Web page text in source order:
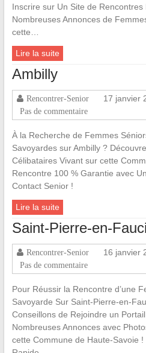
Inscrire sur Un Site de
Nombreuses Annonces de
cette…
Lire la suite
Ambilly
Rencontrer-Senior 17 janvier
Pas de commentaire
À la Recherche de Femmes
Savoyardes sur Ambilly ?
Célibataires Vivant sur cette
Rencontre 100 % Garantie avec
Contact Senior !
Lire la suite
Saint-Pierre-en-
Rencontrer-Senior 16 janvier
Pas de commentaire
Pour Réussir la Rencontre d’une
Savoyarde Sur Saint-Pierre-en-
Conseillons de Rejoindre un
Nombreuses Annonces avec
cette Commune de Haute-Savoie